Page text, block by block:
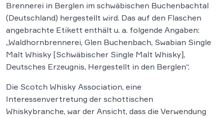
Brennerei in Berglen im schwäbischen Buchenbachtal
(Deutschland) hergestellt wird. Das auf den Flaschen
angebrachte Etikett enthält u. a. folgende Angaben:
„Waldhornbrennerei, Glen Buchenbach, Swabian Single
Malt Whisky [Schwäbischer Single Malt Whisky],
Deutsches Erzeugnis, Hergestellt in den Berglen“.
Die Scotch Whisky Association, eine
Interessenvertretung der schottischen
Whiskybranche, war der Ansicht, dass die Verwendung